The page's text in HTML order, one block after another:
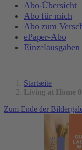
Abo-Übersicht
Abo für mich
Abo zum
ePaper-Abo
Einzelausgaben
Startseite
Living at Home
Zum Ende der